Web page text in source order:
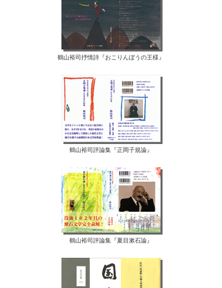
鶴山裕司抒情詩『おこりんぼうの王様』
鶴山裕司評論集『正岡子規論』
鶴山裕司評論集『夏目漱石論』